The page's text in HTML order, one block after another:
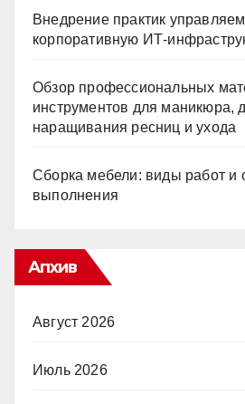
Внедрение практик
корпоративную ИТ-
Обзор профессиональных
инструментов для маникюра,
наращивания ресниц и ухода
Сборка мебели: виды работ и
выполнения
Апхив
Август 2026
Июль 2026